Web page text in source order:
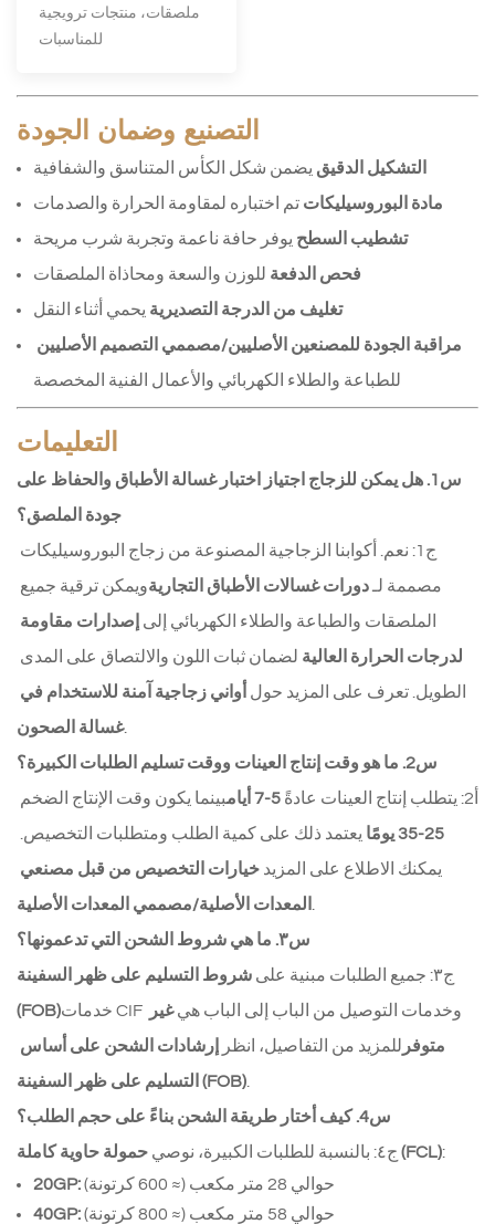
ملصقات، منتجات ترويجية
للمناسبات
التصنيع وضمان الجودة
التشكيل الدقيق يضمن شكل الكأس المتناسق والشفافية
مادة البوروسيليكات تم اختباره لمقاومة الحرارة والصدمات
تشطيب السطح يوفر حافة ناعمة وتجربة شرب مريحة
فحص الدفعة للوزن والسعة ومحاذاة الملصقات
تغليف من الدرجة التصديرية يحمي أثناء النقل
مراقبة الجودة للمصنعين الأصليين/مصممي التصميم الأصليين
للطباعة والطلاء الكهربائي والأعمال الفنية المخصصة
التعليمات
س1. هل يمكن للزجاج اجتياز اختبار غسالة الأطباق والحفاظ على
جودة الملصق؟
مصممة لـ دورات غسالات الأطباق التجارية
الملصقات والطباعة والطلاء الكهربائي إلى
لدرجات الحرارة العالية
الطويل. تعرف على المزيد حول
غسالة الصحون.
س2. ما هو وقت إنتاج العينات ووقت تسليم الطلبات الكبيرة؟
5-7 أيام
بينما يكون وقت الإنتاج الضخم
25-35 يومًا
يمكنك الاطلاع على المزيد
المعدات الأصلية/مصممي المعدات الأصلية
س٣. ما هي شروط الشحن التي تدعمونها؟
ج٣: جميع الطلبات مبنية على
شروط التسليم على ظهر السفينة
(FOB)
خدمات CIF وخدمات التوصيل من الباب إلى الباب هي
متوفر للمزيد من التفاصيل، انظر
التسليم على ظهر السفينة (FOB)
س4. كيف أختار طريقة الشحن بناءً على حجم الطلب؟
ج٤: بالنسبة للطلبات الكبيرة، نوصي حمولة حاوية كاملة (FCL):
20GP:
حوالي 28 متر مكعب (≈ 600 كرتونة)
40GP:
حوالي 58 متر مكعب (≈ 800 كرتونة)